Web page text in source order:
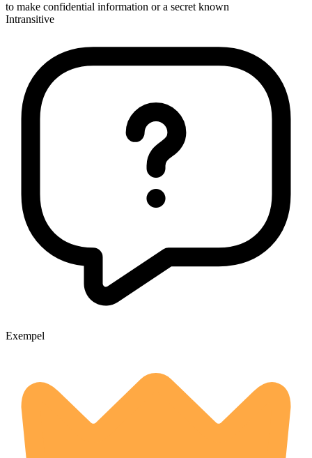
to make confidential information or a secret known
Intransitive
Exempel